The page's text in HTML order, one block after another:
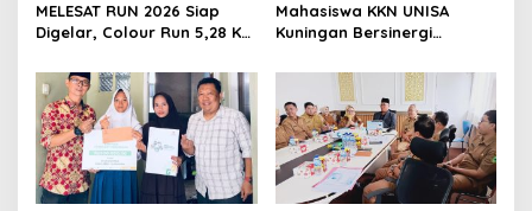
MELESAT RUN 2026 Siap
Digelar, Colour Run 5,28 Km
dan Promosi Kuningan
Mahasiswa KKN UNISA
Kuningan Bersinergi
Puskesmas, Fokus Edukasi
ASI, Cegah Stunting hingga
Perawatan Lansia